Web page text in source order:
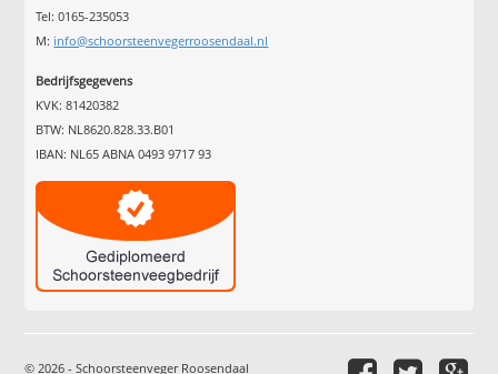
Tel: 0165-235053
M: info@schoorsteenvegerroosendaal.nl
Bedrijfsgegevens
KVK: 81420382
BTW: NL8620.828.33.B01
IBAN: NL65 ABNA 0493 9717 93
© 2026 - Schoorsteenveger Roosendaal